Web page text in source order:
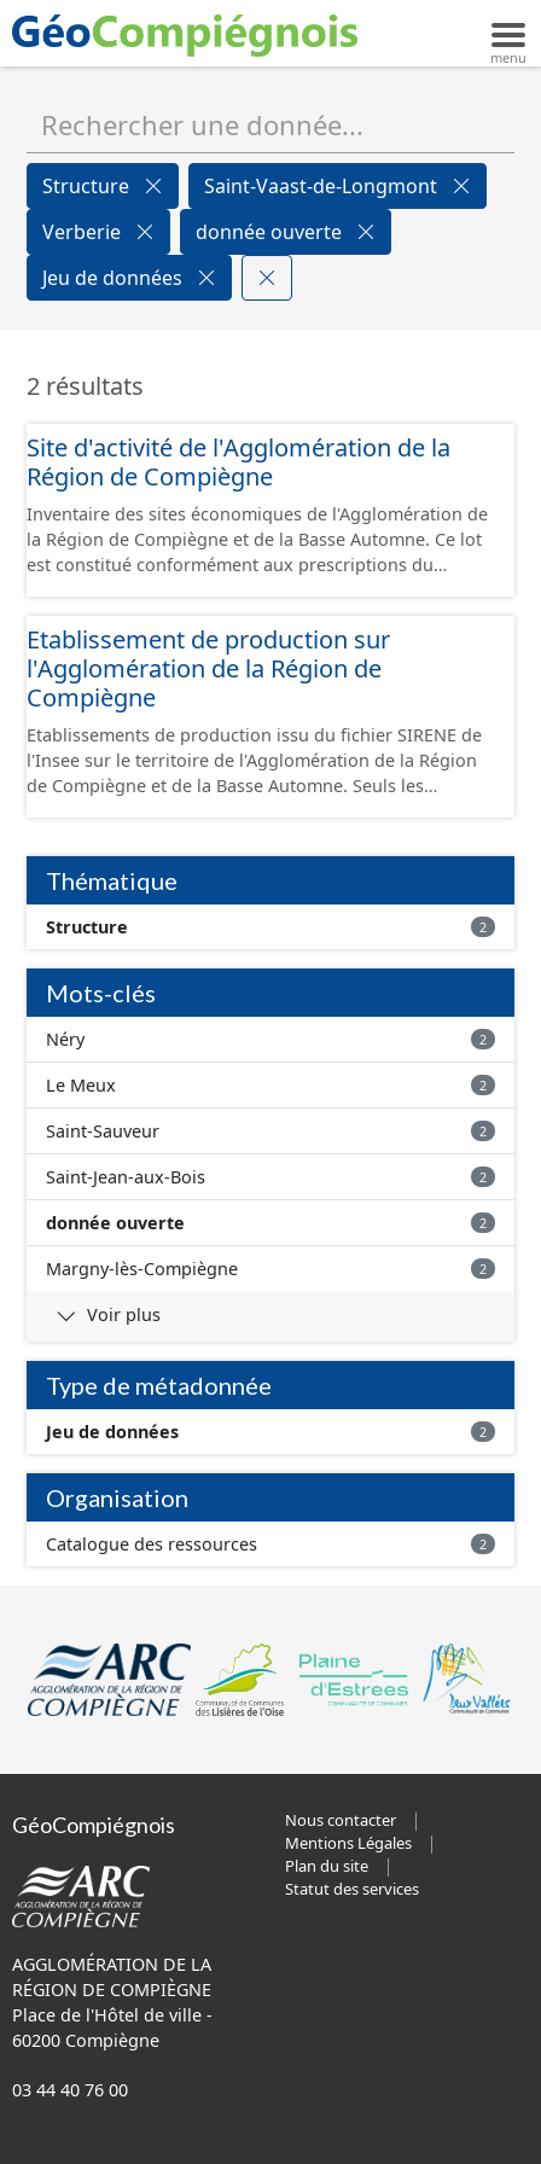
Structure
Saint-Vaast-de-Longmont
Verberie
donnée ouverte
Jeu de données
2 résultats
Site d'activité de l'Agglomération de la
Région de Compiègne
Inventaire des sites économiques de l'Agglomération de
la Région de Compiègne et de la Basse Automne. Ce lot
est constitué conformément aux prescriptions du
Etablissement de production sur
l'Agglomération de la Région de
Compiègne
Etablissements de production issu du fichier SIRENE de
l'Insee sur le territoire de l'Agglomération de la Région
de Compiègne et de la Basse Automne. Seuls les
et structurés conformément aux prescriptions du
standard CNIG Sites Economiques. Ce lot ne contient pas
la référence aux terrains à vocation économique à ce
jour. Il est filtré au-delà des prescriptions du CNIG se
limitant aux SCI.
Thématique
Structure 2
Mots-clés
Néry 2
Le Meux 2
Saint-Sauveur 2
Saint-Jean-aux-Bois 2
donnée ouverte 2
Margny-lès-Compiègne 2
Voir plus
Type de métadonnée
Jeu de données 2
Organisation
Catalogue des ressources 2
GéoCompiégnois
AGGLOMÉRATION DE LA
RÉGION DE COMPIÈGNE
Place de l'Hôtel de ville -
60200 Compiègne
03 44 40 76 00
Nous contacter
Mentions Légales
Plan du site
Statut des services